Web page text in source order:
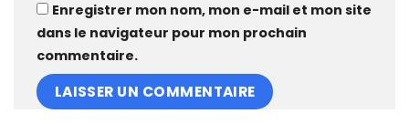
Enregistrer mon nom, mon e-mail et mon site
dans le navigateur pour mon prochain
commentaire.